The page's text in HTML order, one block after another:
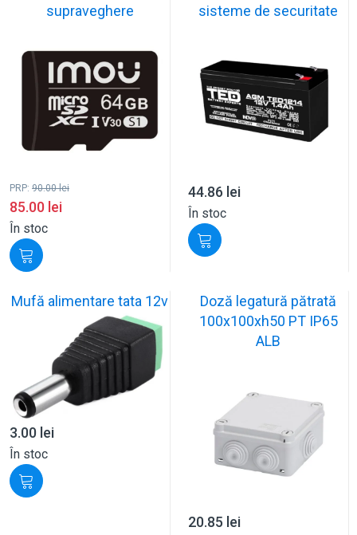
supraveghere
PRP: 90.00lei
85.00 lei
În stoc
sisteme de securitate
44.86 lei
În stoc
Mufă alimentare tata 12v
3.00 lei
În stoc
Doză legatură pătrată
100x100xh50 PT IP65
ALB
20.85 lei